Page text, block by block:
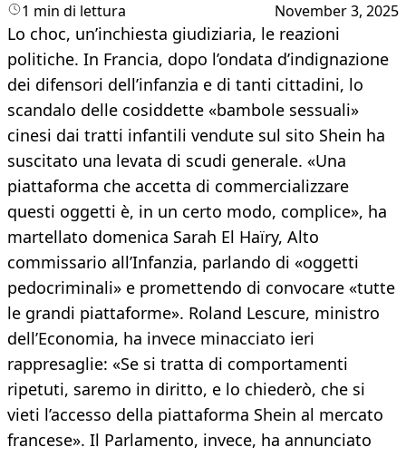
1 min di lettura November 3, 2025
Lo choc, un’inchiesta giudiziaria, le reazioni
politiche. In Francia, dopo l’ondata d’indignazione
dei difensori dell’infanzia e di tanti cittadini, lo
scandalo delle cosiddette «bambole sessuali»
cinesi dai tratti infantili vendute sul sito Shein ha
suscitato una levata di scudi generale. «Una
piattaforma che accetta di commercializzare
questi oggetti è, in un certo modo, complice», ha
martellato domenica Sarah El Haïry, Alto
commissario all’Infanzia, parlando di «oggetti
pedocriminali» e promettendo di convocare «tutte
le grandi piattaforme». Roland Lescure, ministro
dell’Economia, ha invece minacciato ieri
rappresaglie: «Se si tratta di comportamenti
ripetuti, saremo in diritto, e lo chiederò, che si
vieti l’accesso della piattaforma Shein al mercato
francese». Il Parlamento, invece, ha annunciato